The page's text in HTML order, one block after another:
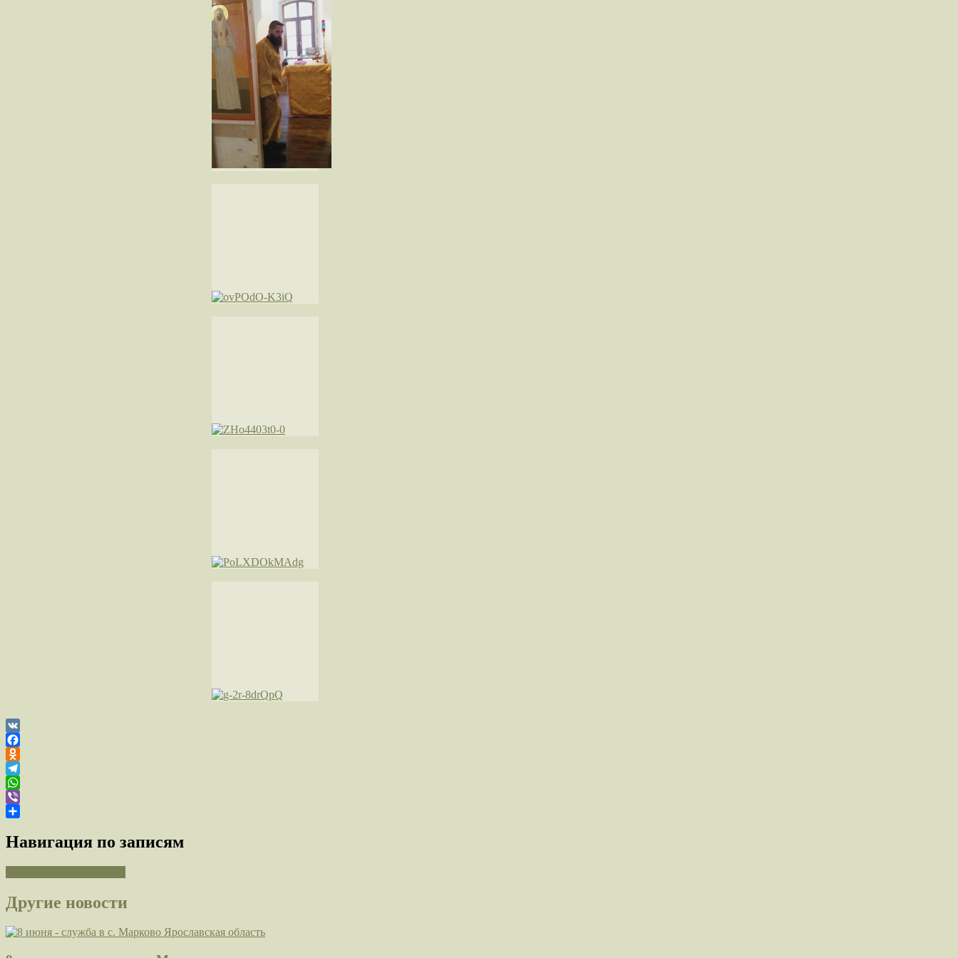
VK
Facebook
Odnoklassniki
Telegram
WhatsApp
Viber
Навигация по записям
Другие новости